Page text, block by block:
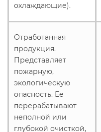
охлаждающие).
Отработанная
продукция.
Представляет
пожарную,
экологическую
опасность. Ее
перерабатывают
неполной или
глубокой очисткой,